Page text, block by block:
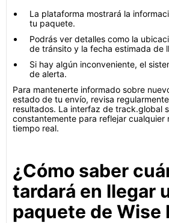
La plataforma mostrará la
tu paquete.
Podrás ver detalles como la
de tránsito y la fecha estimada de
Si hay algún inconveniente, el
de alerta.
Para mantenerte informado sobre
estado de tu envío, revisa
resultados. La interfaz de track.global
constantemente para reflejar cualquier
tiempo real.
¿Cómo saber
tardará en llegar
paquete de Wise